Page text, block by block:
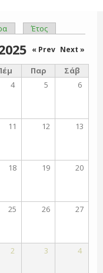
Έτος
« Prev Next »
Παρ
Σάβ
4 5 6
11 12 13
18 19 20
25 26 27
2 3 4